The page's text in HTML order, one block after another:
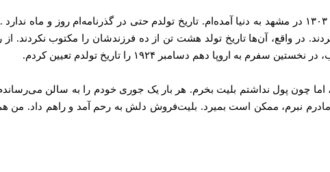
در واقع، آن‌ها تاریخ تولد هشت‌ تن از ده فرزندشان را مکتوب
به اروپا دهم دسامبر ۱۹۲۴ را تاریخ تولدم تعیین کردم.
اما چون پول نداشتم بلیت بخرم. هر بار یک جوری خودم را به سالن
مادرم نبرم، ممکن است بمیرد. بلیت‌فروش دلش به رحم آمد و راهم داد. من